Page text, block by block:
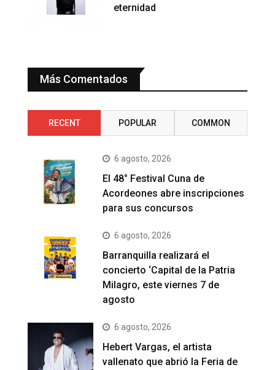
eternidad
Más Comentados
RECENT POPULAR COMMON
6 agosto, 2026
El 48° Festival Cuna de
Acordeones abre inscripciones
para sus concursos
6 agosto, 2026
Barranquilla realizará el
concierto ‘Capital de la Patria
Milagro, este viernes 7 de
agosto
6 agosto, 2026
Hebert Vargas, el artista
vallenato que abrió la Feria de